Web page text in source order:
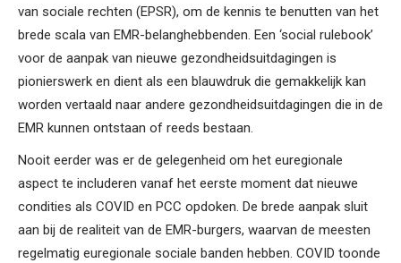
van sociale rechten (EPSR), om de kennis te benutten van het
brede scala van EMR-belanghebbenden. Een ‘social rulebook’
voor de aanpak van nieuwe gezondheidsuitdagingen is
pionierswerk en dient als een blauwdruk die gemakkelijk kan
worden vertaald naar andere gezondheidsuitdagingen die in de
EMR kunnen ontstaan of reeds bestaan.
Nooit eerder was er de gelegenheid om het euregionale
aspect te includeren vanaf het eerste moment dat nieuwe
condities als COVID en PCC opdoken. De brede aanpak sluit
aan bij de realiteit van de EMR-burgers, waarvan de meesten
regelmatig euregionale sociale banden hebben. COVID toonde